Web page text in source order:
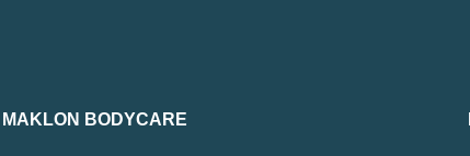
MAKLON BODYCARE